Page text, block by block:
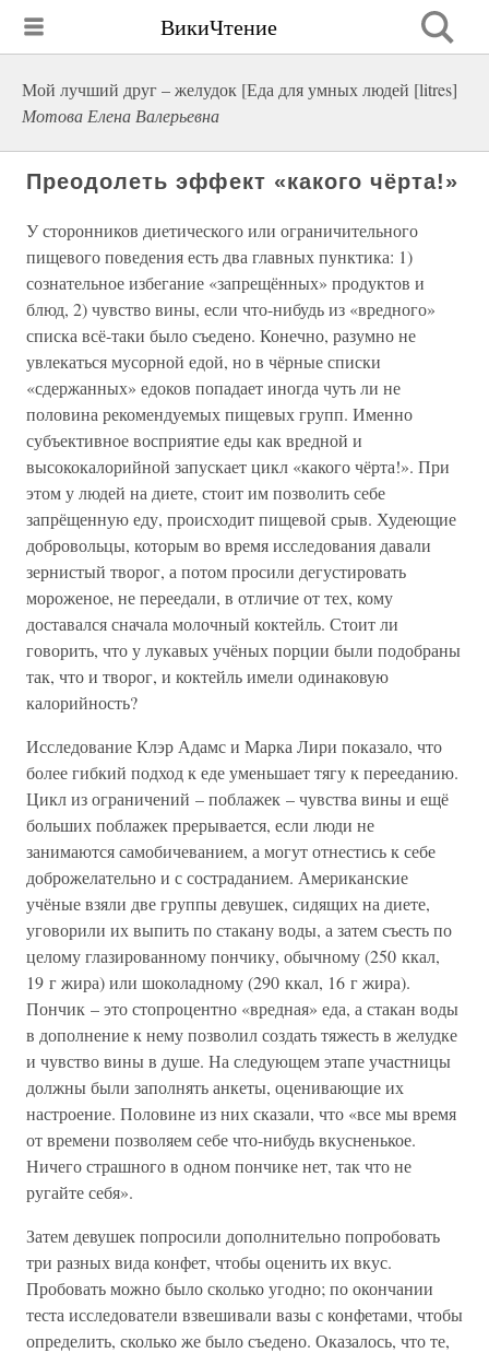
ВикиЧтение
Мой лучший друг – желудок [Еда для умных людей [litres]
Мотова Елена Валерьевна
Преодолеть эффект «какого чёрта!»
У сторонников диетического или ограничительного
пищевого поведения есть два главных пунктика: 1)
сознательное избегание «запрещённых» продуктов и
блюд, 2) чувство вины, если что-нибудь из «вредного»
списка всё-таки было съедено. Конечно, разумно не
увлекаться мусорной едой, но в чёрные списки
«сдержанных» едоков попадает иногда чуть ли не
половина рекомендуемых пищевых групп. Именно
субъективное восприятие еды как вредной и
высококалорийной запускает цикл «какого чёрта!». При
этом у людей на диете, стоит им позволить себе
запрёщенную еду, происходит пищевой срыв. Худеющие
добровольцы, которым во время исследования давали
зернистый творог, а потом просили дегустировать
мороженое, не переедали, в отличие от тех, кому
доставался сначала молочный коктейль. Стоит ли
говорить, что у лукавых учёных порции были подобраны
так, что и творог, и коктейль имели одинаковую
калорийность?
Исследование Клэр Адамс и Марка Лири показало, что
более гибкий подход к еде уменьшает тягу к перееданию.
Цикл из ограничений – поблажек – чувства вины и ещё
больших поблажек прерывается, если люди не
занимаются самобичеванием, а могут отнестись к себе
доброжелательно и с состраданием. Американские
учёные взяли две группы девушек, сидящих на диете,
уговорили их выпить по стакану воды, а затем съесть по
целому глазированному пончику, обычному (250 ккал,
19 г жира) или шоколадному (290 ккал, 16 г жира).
Пончик – это стопроцентно «вредная» еда, а стакан воды
в дополнение к нему позволил создать тяжесть в желудке
и чувство вины в душе. На следующем этапе участницы
должны были заполнять анкеты, оценивающие их
настроение. Половине из них сказали, что «все мы время
от времени позволяем себе что-нибудь вкусненькое.
Ничего страшного в одном пончике нет, так что не
ругайте себя».
Затем девушек попросили дополнительно попробовать
три разных вида конфет, чтобы оценить их вкус.
Пробовать можно было сколько угодно; по окончании
теста исследователи взвешивали вазы с конфетами, чтобы
определить, сколько же было съедено. Оказалось, что те,